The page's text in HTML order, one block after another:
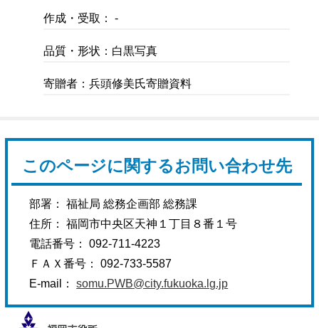
作成・受取： -
品質・形状：白黒写真
寄贈者：兵頭修美氏寄贈資料
このページに関するお問い合わせ先
部署： 福祉局 総務企画部 総務課
住所： 福岡市中央区天神１丁目８番１号
電話番号： 092-711-4223
ＦＡＸ番号： 092-733-5587
E-mail：somu.PWB@city.fukuoka.lg.jp